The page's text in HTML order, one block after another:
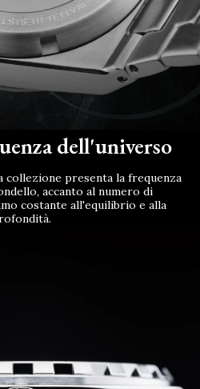
dell'universo
presenta la frequenza
accanto al numero di
costante all'equilibrio e alla